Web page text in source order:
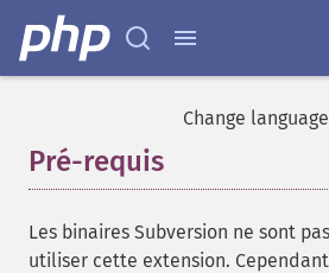
Change
Pré-requis
Les binaires Subversion ne sont
utiliser cette extension.